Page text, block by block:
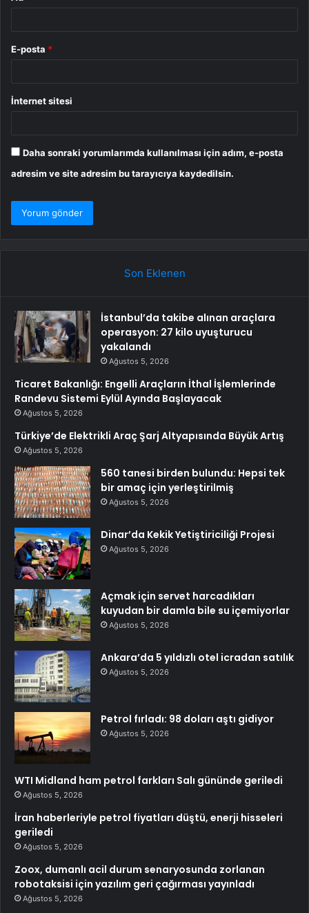
E-posta *
İnternet sitesi
Daha sonraki yorumlarımda kullanılması için adım, e-posta
adresim ve site adresim bu tarayıcıya kaydedilsin.
Son Eklenen
İstanbul’da takibe alınan araçlara
operasyon: 27 kilo uyuşturucu
yakalandı
Ağustos 5, 2026
Ticaret Bakanlığı: Engelli Araçların İthal İşlemlerinde
Randevu Sistemi Eylül Ayında Başlayacak
Ağustos 5, 2026
Türkiye’de Elektrikli Araç Şarj Altyapısında Büyük Artış
Ağustos 5, 2026
560 tanesi birden bulundu: Hepsi tek
bir amaç için yerleştirilmiş
Ağustos 5, 2026
Dinar’da Kekik Yetiştiriciliği Projesi
Ağustos 5, 2026
Açmak için servet harcadıkları
kuyudan bir damla bile su içemiyorlar
Ağustos 5, 2026
Ankara’da 5 yıldızlı otel icradan satılık
Ağustos 5, 2026
Petrol fırladı: 98 doları aştı gidiyor
Ağustos 5, 2026
WTI Midland ham petrol farkları Salı gününde geriledi
Ağustos 5, 2026
İran haberleriyle petrol fiyatları düştü, enerji hisseleri
geriledi
Ağustos 5, 2026
Zoox, dumanlı acil durum senaryosunda zorlanan
robotaksisi için yazılım geri çağırması yayınladı
Ağustos 5, 2026